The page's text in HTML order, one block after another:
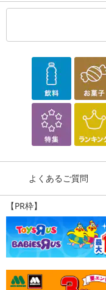
よくあるご質問
【PR枠】